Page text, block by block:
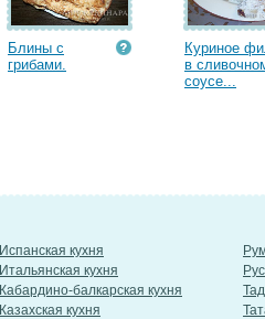
Блины с
грибами.
Куриное
в
соусе...
Испанская кухня
Итальянская кухня
Кабардино-балкарская кухня
Казахская кухня